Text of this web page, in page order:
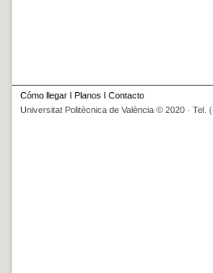
Cómo llegar I Planos I Contacto
Universitat Politècnica de València © 2020 · Tel.